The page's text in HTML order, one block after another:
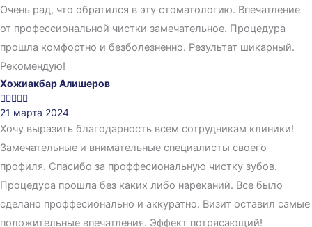
Очень рад, что обратился в эту стоматологию. Впечатление
от профессиональной чистки замечательное. Процедура
прошла комфортно и безболезненно. Результат шикарный.
Рекомендую!
Хожиакбар Алишеров

21 марта 2024
Хочу выразить благодарность всем сотрудникам клиники!
Замечательные и внимательные специалисты своего
профиля. Спасибо за проффесиональную чистку зубов.
Процедура прошла без каких либо нареканий. Все было
сделано проффесионально и аккуратно. Визит оставил самые
положительные впечатления. Эффект потрясающий!